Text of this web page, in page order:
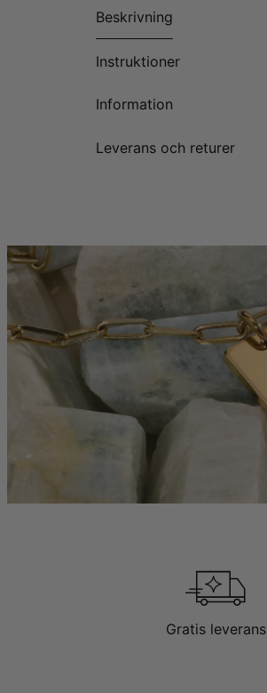
Beskrivning
Instruktioner
Information
Leverans och returer
Gratis leverans